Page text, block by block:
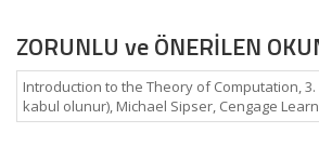
ZORUNLU ve ÖNERİLEN
Introduction to the Theory of Computation, 3.
kabul olunur), Michael Sipser, Cengage